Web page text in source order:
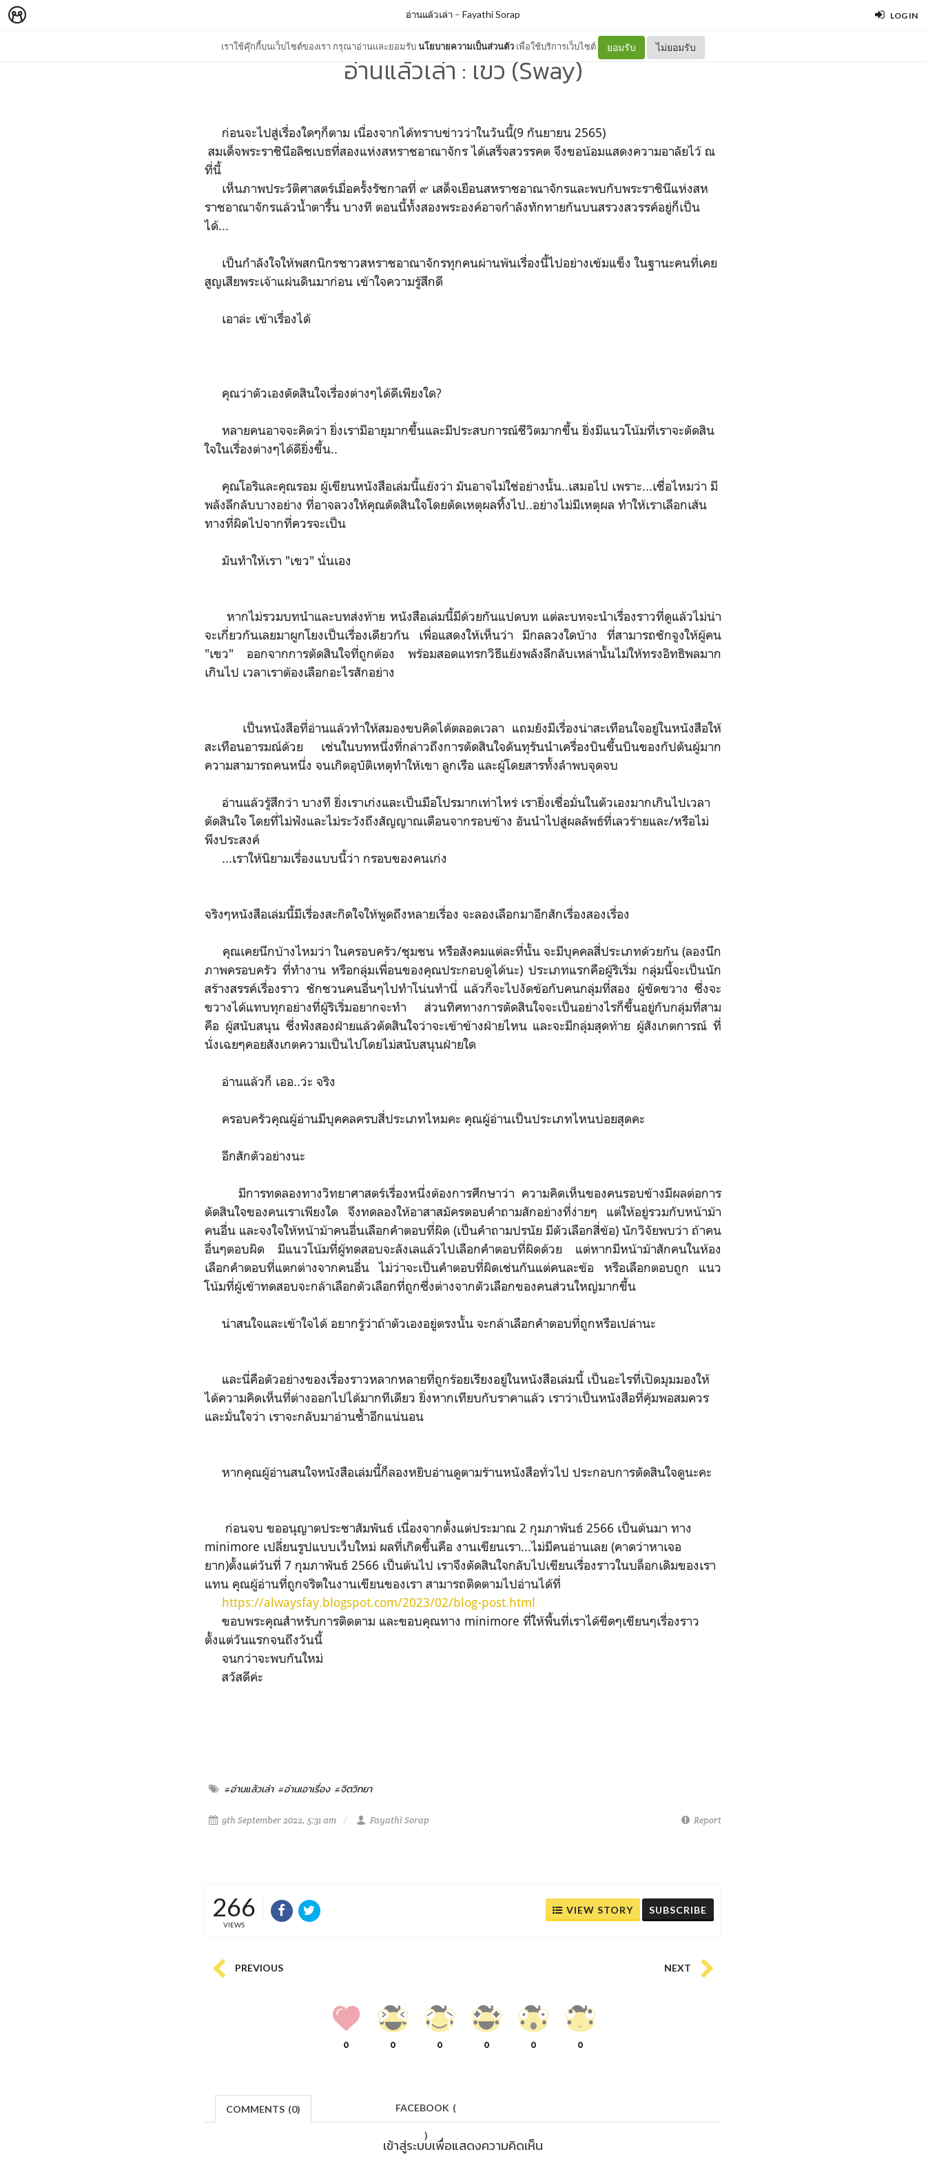
LOG IN
เราใช้คุ๊กกี้บนเว็บไซต์ของเรา กรุณาอ่านและยอมรับนโยบายความเป็นส่วนตัว เพื่อใช้บริการเว็บไซต์ ยอมรับ ไม่ยอมรับ
อ่านแล้วเล่า – Fayathi Sorap
อ่านแล้วเล่า : เขว (Sway)
ก่อนจะไปสู่เรื่องใดๆก็ตาม เนื่องจากได้ทราบข่าวว่าในวันนี้(9 กันยายน 2565)
สมเด็จพระราชินีอลิซเบธที่สองแห่งสหราชอาณาจักร ได้เสร็จสวรรคต จึงขอน้อมแสดงความอาลัยไว้ ณ
ที่นี้
เห็นภาพประวัติศาสตร์เมื่อครั้งรัชกาลที่ ๙ เสด็จเยือนสหราชอาณาจักรและพบกับพระราชินีแห่งสห
ราชอาณาจักรแล้วน้ำตารื้น บางที ตอนนี้ทั้งสองพระองค์อาจกำลังทักทายกันบนสรวงสวรรค์อยู่ก็เป็น
ได้...
เป็นกำลังใจให้พสกนิกรชาวสหราชอาณาจักรทุกคนผ่านพ้นเรื่องนี้ไปอย่างเข้มแข็ง ในฐานะคนที่เคย
สูญเสียพระเจ้าแผ่นดินมาก่อน เข้าใจความรู้สึกดี
เอาล่ะ เข้าเรื่องได้
คุณว่าตัวเองตัดสินใจเรื่องต่างๆได้ดีเพียงใด?
หลายคนอาจจะคิดว่า ยิ่งเรามีอายุมากขึ้นและมีประสบการณ์ชีวิตมากขึ้น ยิ่งมีแนวโน้มที่เราจะตัดสิน
ใจในเรื่องต่างๆได้ดียิ่งขึ้น..
คุณโอริและคุณรอม ผู้เขียนหนังสือเล่มนี้แย้งว่า มันอาจไม่ใช่อย่างนั้น..เสมอไป เพราะ...เชื่อไหมว่า มี
พลังลึกลับบางอย่าง ที่อาจลวงให้คุณตัดสินใจโดยตัดเหตุผลทิ้งไป..อย่างไม่มีเหตุผล ทำให้เราเลือกเส้น
ทางที่ผิดไปจากที่ควรจะเป็น
มันทำให้เรา "เขว" นั่นเอง
หากไม่รวมบทนำและบทส่งท้าย หนังสือเล่มนี้มีด้วยกันแปดบท แต่ละบทจะนำเรื่องราวที่ดูแล้วไม่น่า
จะเกี่ยวกันเลยมาผูกโยงเป็นเรื่องเดียวกัน เพื่อแสดงให้เห็นว่า มีกลลวงใดบ้าง ที่สามารถชักจูงให้ผู้คน
"เขว" ออกจากการตัดสินใจที่ถูกต้อง พร้อมสอดแทรกวิธีแย้งพลังลึกลับเหล่านั้นไม่ให้ทรงอิทธิพลมาก
เกินไป เวลาเราต้องเลือกอะไรสักอย่าง
เป็นหนังสือที่อ่านแล้วทำให้สมองขบคิดได้ตลอดเวลา แถมยังมีเรื่องน่าสะเทือนใจอยู่ในหนังสือให้
สะเทือนอารมณ์ด้วย เช่นในบทหนึ่งที่กล่าวถึงการตัดสินใจดันทุรันนำเครื่องบินขึ้นบินของกัปตันผู้มาก
ความสามารถคนหนึ่ง จนเกิตอุบัติเหตุทำให้เขา ลูกเรือ และผู้โดยสารทั้งลำพบจุดจบ
อ่านแล้วรู้สึกว่า บางที ยิ่งเราเก่งและเป็นมือโปรมากเท่าไหร่ เรายิ่งเชื่อมั่นในตัวเองมากเกินไปเวลา
ตัดสินใจ โดยที่ไม่ฟังและไม่ระวังถึงสัญญาณเตือนจากรอบข้าง อันนำไปสู่ผลลัพธ์ที่เลวร้ายและ/หรือไม่
พึงประสงค์
...เราให้นิยามเรื่องแบบนี้ว่า กรอบของคนเก่ง
จริงๆหนังสือเล่มนี้มีเรื่องสะกิดใจให้พูดถึงหลายเรื่อง จะลองเลือกมาอีกสักเรื่องสองเรื่อง
คุณเคยนึกบ้างไหมว่า ในครอบครัว/ชุมชน หรือสังคมแต่ละที่นั้น จะมีบุคคลสี่ประเภทด้วยกัน (ลองนึก
ภาพครอบครัว ที่ทำงาน หรือกลุ่มเพื่อนของคุณประกอบดูได้นะ) ประเภทแรกคือผู้ริเริ่ม กลุ่มนี้จะเป็นนัก
สร้างสรรค์เรื่องราว ชักชวนคนอื่นๆไปทำโน่นทำนี่ แล้วก็จะไปงัดข้อกับคนกลุ่มที่สอง ผู้ขัดขวาง ซึ่งจะ
ขวางได้แทบทุกอย่างที่ผู้ริเริ่มอยากจะทำ ส่วนทิศทางการตัดสินใจจะเป็นอย่างไรก็ขึ้นอยู่กับกลุ่มที่สาม
คือ ผู้สนับสนุน ซึ่งฟังสองฝ่ายแล้วตัดสินใจว่าจะเข้าข้างฝ่ายไหน และจะมีกลุ่มสุดท้าย ผู้สังเกตการณ์ ที่
นั่งเฉยๆคอยสังเกตความเป็นไปโดยไม่สนับสนุนฝ่ายใด
อ่านแล้วก็ เออ..ว่ะ จริง
ครอบครัวคุณผู้อ่านมีบุคคลครบสี่ประเภทไหมคะ คุณผู้อ่านเป็นประเภทไหนบ่อยสุดคะ
อีกสักตัวอย่างนะ
มีการทดลองทางวิทยาศาสตร์เรื่องหนึ่งต้องการศึกษาว่า ความคิดเห็นของคนรอบข้างมีผลต่อการ
ตัดสินใจของคนเราเพียงใด จึงทดลองให้อาสาสมัครตอบคำถามสักอย่างที่ง่ายๆ แต่ให้อยู่รวมกับหน้าม้า
คนอื่น และจงใจให้หน้าม้าคนอื่นเลือกคำตอบที่ผิด (เป็นคำถามปรนัย มีตัวเลือกสี่ข้อ) นักวิจัยพบว่า ถ้าคน
อื่นๆตอบผิด มีแนวโน้มที่ผู้ทดสอบจะลังเลแล้วไปเลือกคำตอบที่ผิดด้วย แต่หากมีหน้าม้าสักคนในห้อง
เลือกคำตอบที่แตกต่างจากคนอื่น ไม่ว่าจะเป็นคำตอบที่ผิดเช่นกันแต่คนละข้อ หรือเลือกตอบถูก แนว
โน้มที่ผู้เข้าทดสอบจะกล้าเลือกตัวเลือกที่ถูกซึ่งต่างจากตัวเลือกของคนส่วนใหญ่มากขึ้น
น่าสนใจและเข้าใจได้ อยากรู้ว่าถ้าตัวเองอยู่ตรงนั้น จะกล้าเลือกคำตอบที่ถูกหรือเปล่านะ
และนี่คือตัวอย่างของเรื่องราวหลากหลายที่ถูกร้อยเรียงอยู่ในหนังสือเล่มนี้ เป็นอะไรที่เปิดมุมมองให้
ได้ความคิดเห็นที่ต่างออกไปได้มากทีเดียว ยิ่งหากเทียบกับราคาแล้ว เราว่าเป็นหนังสือที่คุ้มพอสมควร
และมั่นใจว่า เราจะกลับมาอ่านซ้ำอีกแน่นอน
หากคุณผู้อ่านสนใจหนังสือเล่มนี้ก็ลองหยิบอ่านดูตามร้านหนังสือทั่วไป ประกอบการตัดสินใจดูนะคะ
ก่อนจบ ขออนุญาตประชาสัมพันธ์ เนื่องจากตั้งแต่ประมาณ 2 กุมภาพันธ์ 2566 เป็นต้นมา ทาง
minimore เปลี่ยนรูปแบบเว็บใหม่ ผลที่เกิดขึ้นคือ งานเขียนเรา...ไม่มีคนอ่านเลย (คาดว่าหาเจอ
ยาก)ตั้งแต่วันที่ 7 กุมภาพันธ์ 2566 เป็นต้นไป เราจึงตัดสินใจกลับไปเขียนเรื่องราวในบล็อกเดิมของเรา
แทน คุณผู้อ่านที่ถูกจริตในงานเขียนของเรา สามารถติดตามไปอ่านได้ที่
https://alwaysfay.blogspot.com/2023/02/blog-post.html
ขอบพระคุณสำหรับการติดตาม และขอบคุณทาง minimore ที่ให้พื้นที่เราได้ขีดๆเขียนๆเรื่องราว
ตั้งแต่วันแรกจนถึงวันนี้
จนกว่าจะพบกันใหม่
สวัสดีค่ะ
#อ่านแล้วเล่า #อ่านเอาเรื่อง #จิตวิทยา
9th September 2022, 5:31 am Fayathi Sorap Report
266
VIEWS
VIEW STORY SUBSCRIBE
PREVIOUS NEXT
0 0 0 0 0 0
COMMENTS (0) FACEBOOK (
)
เข้าสู่ระบบเพื่อแสดงความคิดเห็น